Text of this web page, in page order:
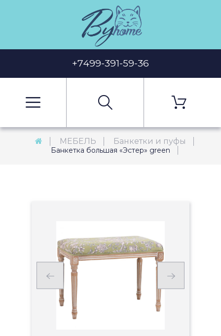
+7499-391-59-36
МЕБЕЛЬ Банкетки и пуфы
Банкетка большая «Эстер» green